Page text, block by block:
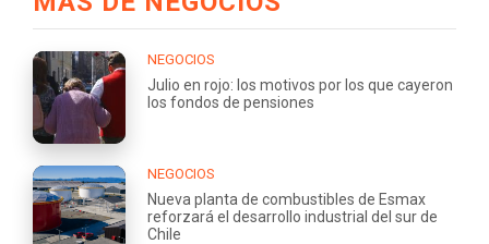
NEGOCIOS
Julio en rojo: los motivos por los que cayeron
los fondos de pensiones
NEGOCIOS
Nueva planta de combustibles de Esmax
reforzará el desarrollo industrial del sur de
Chile